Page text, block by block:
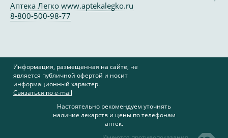
Аптека Легко www.aptekalegko.ru
8-800-500-98-77
Информация, размещенная на сайте, не
является публичной офертой и носит
информационный характер.
Связаться по e-mail
Настоятельно рекомендуем уточнять
наличие лекарств и цены по телефонам
аптек.